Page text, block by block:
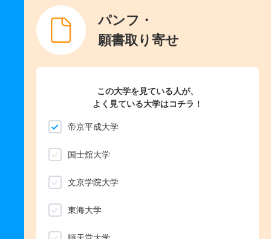
パンフ・
願書取り寄せ
この大学を見ている人が、
よく見ている大学はコチラ！
帝京平成大学
国士舘大学
文京学院大学
東海大学